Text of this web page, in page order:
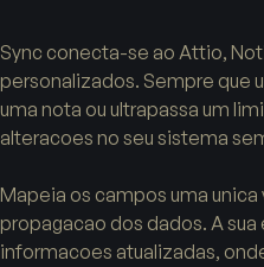
Sync conecta-se ao Attio,
personalizados. Sempre que
uma nota ou ultrapassa um
alteracoes no seu sistema
Mapeia os campos uma
propagacao dos dados. A
informacoes atualizadas,